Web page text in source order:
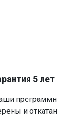
5 лет
и